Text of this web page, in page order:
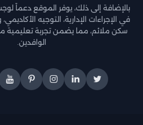
بالإضافة إلى ذلك، يوفر الموقع دعماً
في الإجراءات الإدارية، التوجيه
سكن ملائم، مما يضمن تجربة تعليمية
الوافدين.